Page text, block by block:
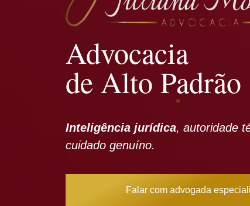
Advocacia
de Alto Padrão
Inteligência jurídica, autoridade
cuidado genuíno.
Falar com advogada